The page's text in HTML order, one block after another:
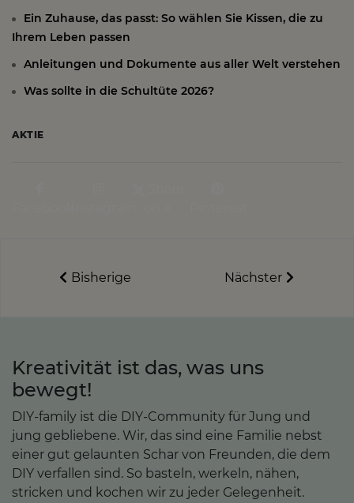
Ein Zuhause, das passt: So wählen Sie Kissen, die zu
Ihrem Leben passen
Anleitungen und Dokumente aus aller Welt verstehen
Was sollte in die Schultüte 2026?
AKTIE
Bisherige Nächster
Kreativität ist das, was uns
bewegt!
DIY-family ist die DIY-Community für Jung und
jung gebliebene. Wir, das sind eine Familie nebst
einer gut gelaunten Schar von Freunden, die dem
DIY verfallen sind. So basteln, werkeln, nähen,
stricken und kochen wir zu jeder Gelegenheit.